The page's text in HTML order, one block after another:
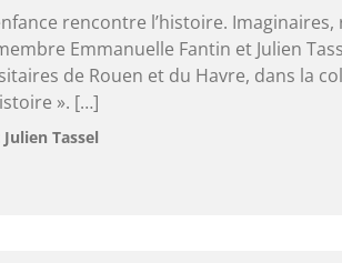
rencontre l’histoire.
Emmanuelle Fantin et Julien
de Rouen et du Havre, dans la
». […]
Tassel